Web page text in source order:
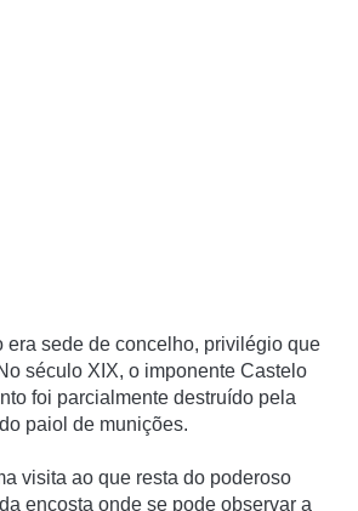
era sede de concelho, privilégio que
século XIX, o imponente Castelo
foi parcialmente destruído pela
paiol de munições.
visita ao que resta do poderoso
encosta onde se pode observar a